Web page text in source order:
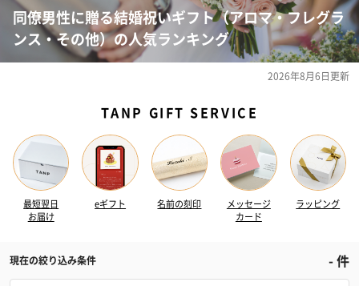
同僚男性に贈る結婚祝いギフト（アロマ・フレグラ
ンス・その他）の人気ランキング
2026年8月6日更新
TANP GIFT SERVICE
最短翌日
お届け
eギフト 名前の刻印
メッセージ
カード
ラッピング
現在の絞り込み条件 -件